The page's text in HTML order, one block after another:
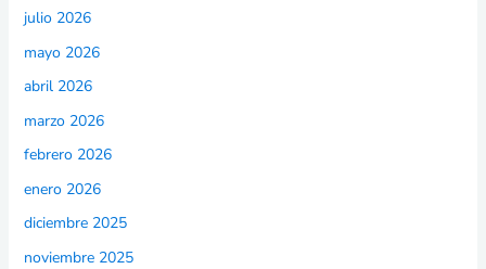
julio 2026
mayo 2026
abril 2026
marzo 2026
febrero 2026
enero 2026
diciembre 2025
noviembre 2025